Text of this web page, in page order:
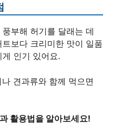
부해 허기를 달래는 데
보다 크리미한 맛이 일품
인기 있어요.
견과류와 함께 먹으면
활용법을 알아보세요!